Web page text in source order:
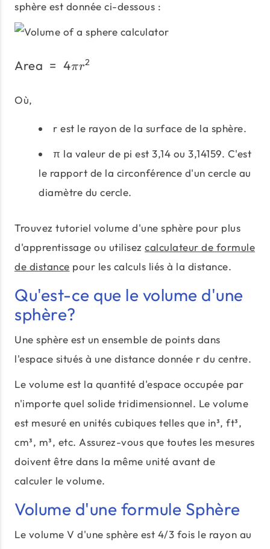
sphère est donnée ci-dessous :
Area = 4πr2
Où,
r est le rayon de la surface de la sphère.
π la valeur de pi est 3,14 ou 3,14159. C'est
le rapport de la circonférence d'un cercle au
diamètre du cercle.
Trouvez tutoriel volume d'une sphère pour plus
d'apprentissage ou utilisez calculateur de formule
de distance pour les calculs liés à la distance.
Qu'est-ce que le volume d'une
sphère?
Une sphère est un ensemble de points dans
l'espace situés à une distance donnée r du centre.
Le volume est la quantité d'espace occupée par
n'importe quel solide tridimensionnel. Le volume
est mesuré en unités cubiques telles que in³, ft³,
cm³, m³, etc. Assurez-vous que toutes les mesures
doivent être dans la même unité avant de
calculer le volume.
Volume d'une formule Sphère
Le volume V d'une sphère est 4/3 fois le rayon au